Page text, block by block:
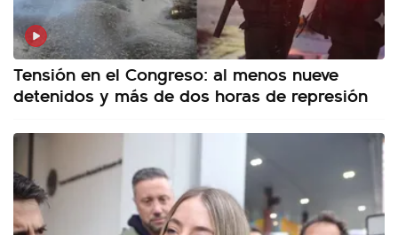
Tensión en el Congreso: al menos nueve
detenidos y más de dos horas de represión